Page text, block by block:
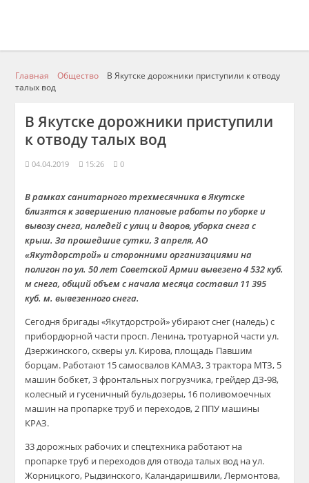
Главная Общество
В Якутске дорожники приступили к отводу
талых вод
В Якутске дорожники приступили
к отводу талых вод
04.04.2019 15:26 0
В рамках санитарного трехмесячника в Якутске
близятся к завершению плановые работы по уборке и
вывозу снега, наледей с улиц и дворов, уборка снега с
крыш. За прошедшие сутки, 3 апреля, АО
«Якутдорстрой» и сторонними организациями на
полигон по ул. 50 лет Советской Армии вывезено 4 532 куб.
м снега, общий объем с начала месяца составил 11 395
куб. м. вывезенного снега.
Сегодня бригады «Якутдорстрой» убирают снег (наледь) с
прибордюрной части просп. Ленина, тротуарной части ул.
Дзержинского, скверы ул. Кирова, площадь Павшим
борцам. Работают 15 самосвалов КАМАЗ, 3 трактора МТЗ, 5
машин бобкет, 3 фронтальных погрузчика, грейдер ДЗ-98,
колесный и гусеничный бульдозеры, 16 поливомоечных
машин на пропарке труб и переходов, 2 ППУ машины
КРАЗ.
33 дорожных рабочих и спецтехника работают на
пропарке труб и переходов для отвода талых вод на ул.
Жорницкого, Рыдзинского, Каландаришвили, Лермонтова,